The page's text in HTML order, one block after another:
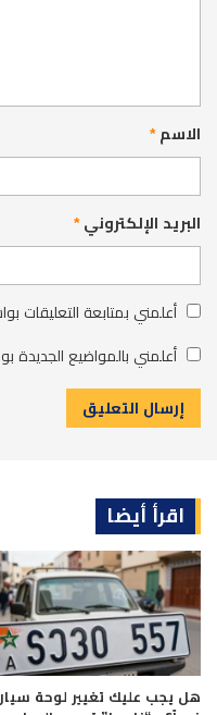
الاسم*
البريد الإلكتروني*
أعلمني بمتابعة التعليقات
أعلمني بالمواضيع الجديدة
اقرأ أيضا
هل يجب عليك تغيير لوحة